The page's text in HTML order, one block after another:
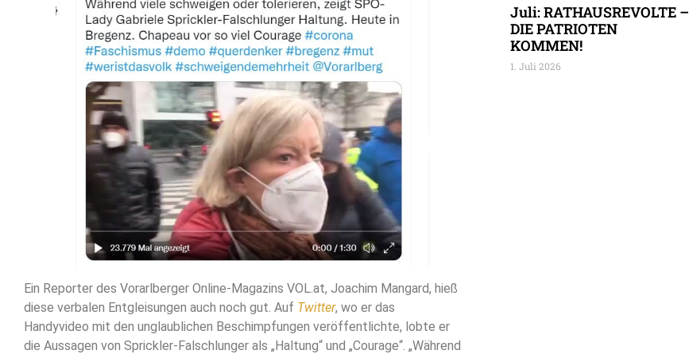
Ein Reporter des Vorarlberger Online-Magazins VOL.at, Joachim Mangard, hieß
diese verbalen Entgleisungen auch noch gut. Auf Twitter, wo er das
Handyvideo mit den unglaublichen Beschimpfungen veröffentlichte, lobte er
die Aussagen von Sprickler-Falschlunger als „Haltung“ und „Courage“. „Während
Juli: RATHAUSREVOLTE –
DIE PATRIOTEN
KOMMEN!
1. Juli 2026